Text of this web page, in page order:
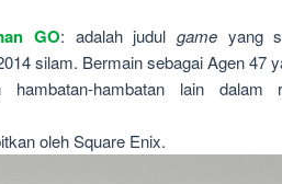
GO: adalah judul game yang
silam. Bermain sebagai Agen 47
hambatan lain dalam
oleh Square Enix.